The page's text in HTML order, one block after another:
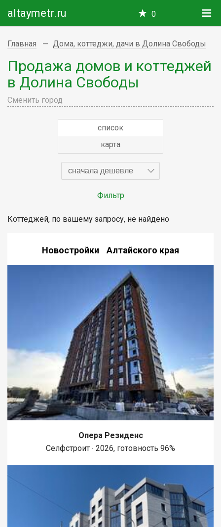
altaymetr.ru 0
Главная Дома, коттеджи, дачи в Долина Свободы
Продажа домов и коттеджей
в Долина Свободы
Сменить город
список
карта
сначала дешевле
Фильтр
Коттеджей, по вашему запросу, не найдено
Новостройки Алтайского края
Опера Резиденс
Селфстроит ∙ 2026, готовность 96%